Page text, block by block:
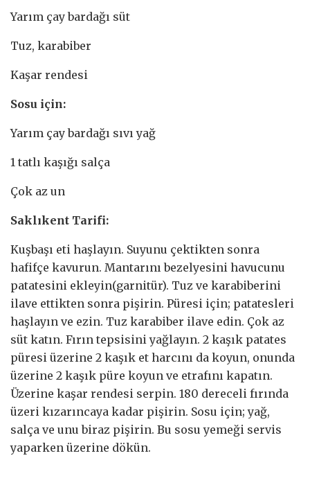
Yarım çay bardağı süt
Tuz, karabiber
Kaşar rendesi
Sosu için:
Yarım çay bardağı sıvı yağ
1 tatlı kaşığı salça
Çok az un
Saklıkent Tarifi:
Kuşbaşı eti haşlayın. Suyunu çektikten sonra
hafifçe kavurun. Mantarını bezelyesini havucunu
patatesini ekleyin(garnitür). Tuz ve karabiberini
ilave ettikten sonra pişirin. Püresi için; patatesleri
haşlayın ve ezin. Tuz karabiber ilave edin. Çok az
süt katın. Fırın tepsisini yağlayın. 2 kaşık patates
püresi üzerine 2 kaşık et harcını da koyun, onunda
üzerine 2 kaşık püre koyun ve etrafını kapatın.
Üzerine kaşar rendesi serpin. 180 dereceli fırında
üzeri kızarıncaya kadar pişirin. Sosu için; yağ,
salça ve unu biraz pişirin. Bu sosu yemeği servis
yaparken üzerine dökün.